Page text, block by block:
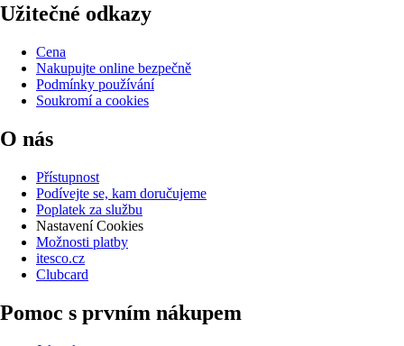
Užitečné odkazy
Cena
Nakupujte online bezpečně
Podmínky používání
Soukromí a cookies
O nás
Přístupnost
Podívejte se, kam doručujeme
Poplatek za službu
Nastavení Cookies
Možnosti platby
itesco.cz
Clubcard
Pomoc s prvním nákupem